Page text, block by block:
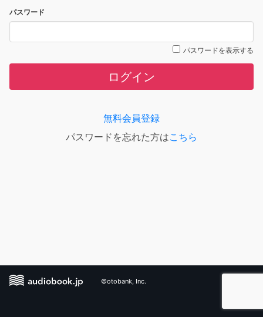
パスワード
パスワードを表示する
ログイン
無料会員登録
パスワードを忘れた方はこちら
©otobank, Inc.